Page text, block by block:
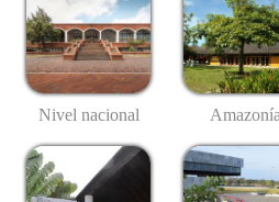
Nivel nacional Amazonía